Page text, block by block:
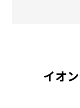
イオ